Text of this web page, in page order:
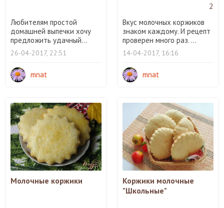
Любителям простой
домашней выпечки хочу
предложить удачный...
26-04-2017, 22:51
mnat
2
Вкус молочных коржиков
знаком каждому. И рецепт
проверен много раз. ...
14-04-2017, 16:16
mnat
Молочные коржики
Коржики молочные
"Школьные"